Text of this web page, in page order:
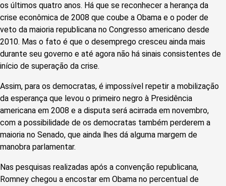
os últimos quatro anos. Há que se reconhecer a herança da
crise econômica de 2008 que coube a Obama e o poder de
veto da maioria republicana no Congresso americano desde
2010. Mas o fato é que o desemprego cresceu ainda mais
durante seu governo e até agora não há sinais consistentes de
início de superação da crise.
Assim, para os democratas, é impossível repetir a mobilização
da esperança que levou o primeiro negro à Presidência
americana em 2008 e a disputa será acirrada em novembro,
com a possibilidade de os democratas também perderem a
maioria no Senado, que ainda lhes dá alguma margem de
manobra parlamentar.
Nas pesquisas realizadas após a convenção republicana,
Romney chegou a encostar em Obama no percentual de